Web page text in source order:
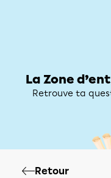
La Zone
Retrouve ta
Retour